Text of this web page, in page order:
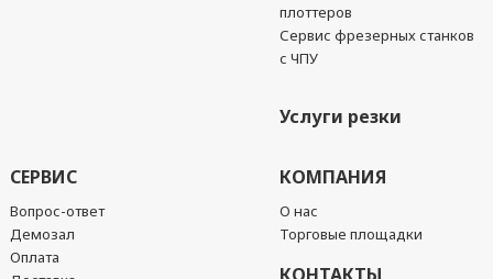
плоттеров
Сервис фрезерных станков
с ЧПУ
Услуги резки
СЕРВИС
Вопрос-ответ
Демозал
Оплата
КОМПАНИЯ
О нас
Торговые площадки